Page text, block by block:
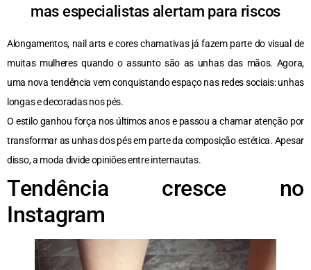
mas especialistas alertam para riscos
Alongamentos, nail arts e cores chamativas já fazem parte do visual de
muitas mulheres quando o assunto são as unhas das mãos. Agora,
uma nova tendência vem conquistando espaço nas redes sociais: unhas
longas e decoradas nos pés.
O estilo ganhou força nos últimos anos e passou a chamar atenção por
transformar as unhas dos pés em parte da composição estética. Apesar
disso, a moda divide opiniões entre internautas.
Tendência cresce no
Instagram